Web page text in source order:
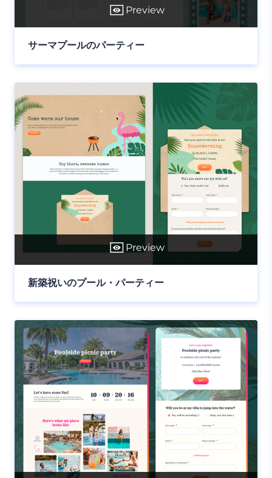
Preview
サーマプールのパーティー
Preview
新築祝いのプール・パーティー